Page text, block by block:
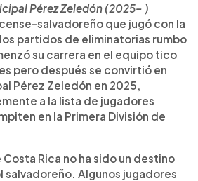
Pérez Zeledón (2025– )
salvadoreño que jugó con la
partidos de eliminatorias rumbo
su carrera en el equipo tico
pero después se convirtió en
Pérez Zeledón en 2025,
a la lista de jugadores
en la Primera División de
Rica no ha sido un destino
salvadoreño. Algunos jugadores